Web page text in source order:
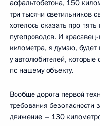
асфальтобетона, 150
три тысячи светильников
хотелось сказать про
путепроводов. И
километра, я думаю, будет
у автолюбителей, которые
по нашему объекту.
Вообще дорога первой
требования безопасности
движение – 130